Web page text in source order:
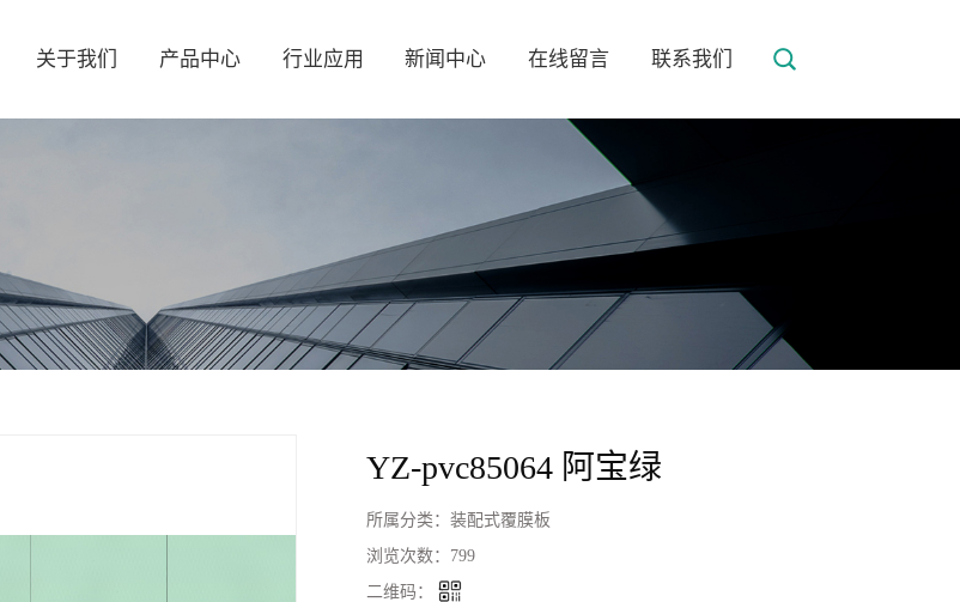
关于我们 产品中心 行业应用 新闻中心 在线留言 联系我们
YZ-pvc85064 阿宝绿
所属分类：装配式覆膜板
浏览次数： 799
二维码：